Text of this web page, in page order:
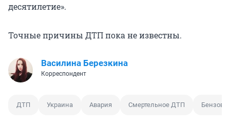
десятилетие».
Точные причины ДТП пока не известны.
Василина Березкина
Корреспондент
ДТП Украина Авария Смертельное ДТП